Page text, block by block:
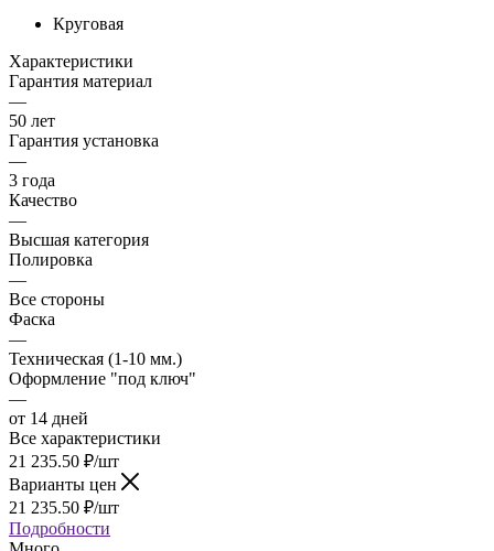
Круговая
Характеристики
Гарантия материал
—
50 лет
Гарантия установка
—
3 года
Качество
—
Высшая категория
Полировка
—
Все стороны
Фаска
—
Техническая (1-10 мм.)
Оформление "под ключ"
—
от 14 дней
Все характеристики
21 235.50 ₽/шт
Варианты цен
21 235.50 ₽/шт
Подробности